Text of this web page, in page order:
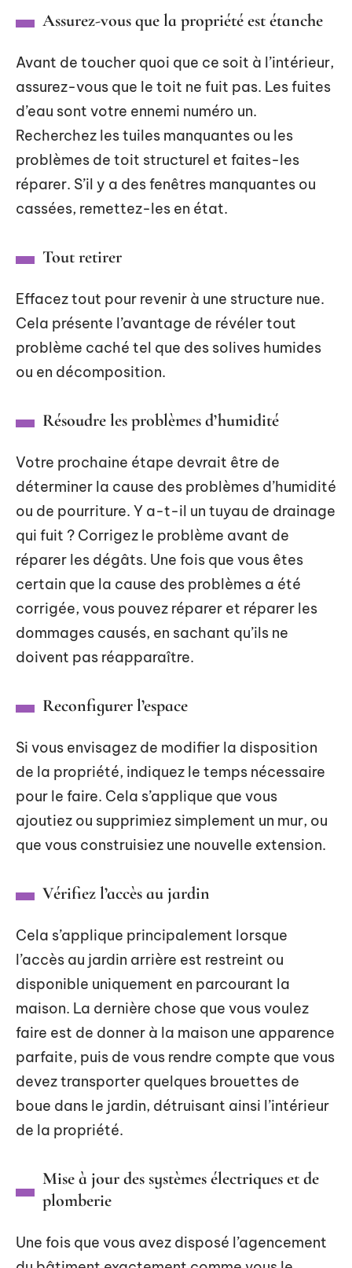
Assurez-vous que la propriété est étanche
Avant de toucher quoi que ce soit à l’intérieur,
assurez-vous que le toit ne fuit pas. Les fuites
d’eau sont votre ennemi numéro un.
Recherchez les tuiles manquantes ou les
problèmes de toit structurel et faites-les
réparer. S’il y a des fenêtres manquantes ou
cassées, remettez-les en état.
Tout retirer
Effacez tout pour revenir à une structure nue.
Cela présente l’avantage de révéler tout
problème caché tel que des solives humides
ou en décomposition.
Résoudre les problèmes d’humidité
Votre prochaine étape devrait être de
déterminer la cause des problèmes d’humidité
ou de pourriture. Y a-t-il un tuyau de drainage
qui fuit ? Corrigez le problème avant de
réparer les dégâts. Une fois que vous êtes
certain que la cause des problèmes a été
corrigée, vous pouvez réparer et réparer les
dommages causés, en sachant qu’ils ne
doivent pas réapparaître.
Reconfigurer l’espace
Si vous envisagez de modifier la disposition
de la propriété, indiquez le temps nécessaire
pour le faire. Cela s’applique que vous
ajoutiez ou supprimiez simplement un mur, ou
que vous construisiez une nouvelle extension.
Vérifiez l’accès au jardin
Cela s’applique principalement lorsque
l’accès au jardin arrière est restreint ou
disponible uniquement en parcourant la
maison. La dernière chose que vous voulez
faire est de donner à la maison une apparence
parfaite, puis de vous rendre compte que vous
devez transporter quelques brouettes de
boue dans le jardin, détruisant ainsi l’intérieur
de la propriété.
Mise à jour des systèmes électriques et de
plomberie
Une fois que vous avez disposé l’agencement